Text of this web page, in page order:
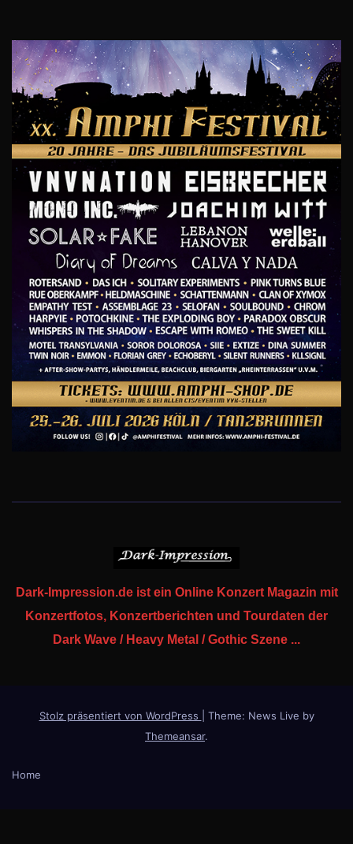
Dark-Impression.de ist ein Online Konzert Magazin mit
Konzertfotos, Konzertberichten und Tourdaten der
Dark Wave / Heavy Metal / Gothic Szene ...
Stolz präsentiert von WordPress
Theme: News Live by
Themeansar.
Home